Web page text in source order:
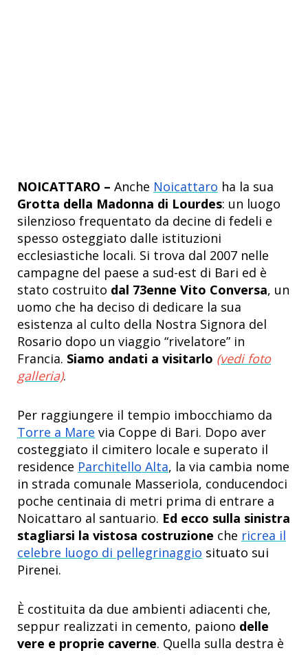
NOICATTARO – Anche Noicattaro ha la sua
Grotta della Madonna di Lourdes: un luogo
silenzioso frequentato da decine di fedeli e
spesso osteggiato dalle istituzioni
ecclesiastiche locali. Si trova dal 2007 nelle
campagne del paese a sud-est di Bari ed è
stato costruito dal 73enne Vito Conversa, un
uomo che ha deciso di dedicare la sua
esistenza al culto della Nostra Signora del
Rosario dopo un viaggio “rivelatore” in
Francia. Siamo andati a visitarlo (vedi foto
galleria).
Per raggiungere il tempio imbocchiamo da
Torre a Mare via Coppe di Bari. Dopo aver
costeggiato il cimitero locale e superato il
residence Parchitello Alta, la via cambia nome
in strada comunale Masseriola, conducendoci
poche centinaia di metri prima di entrare a
Noicattaro al santuario. Ed ecco sulla sinistra
stagliarsi la vistosa costruzione che ricrea il
celebre luogo di pellegrinaggio situato sui
Pirenei.
È costituita da due ambienti adiacenti che,
seppur realizzati in cemento, paiono delle
vere e proprie caverne. Quella sulla destra è